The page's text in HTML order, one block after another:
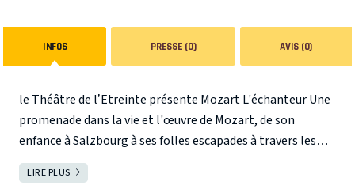
INFOS PRESSE (0) AVIS (0)
le Théâtre de l’Etreinte présente Mozart L'échanteur Une
promenade dans la vie et l'œuvre de Mozart, de son
enfance à Salzbourg à ses folles escapades à travers les
plus grandes cours d'Europe. Guidés par un Papagueno et
une Papaguena plus espiègles que jamais, traversons
LIRE PLUS